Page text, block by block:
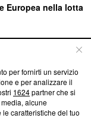
Europea nella lotta
su Blasting
ci impegniamo a
aderenza a
per fornirti un servizio
e per analizzare il
1624partner che si
alcune
caratteristiche del tuo